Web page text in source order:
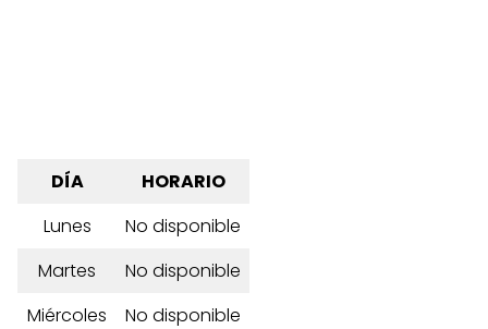
DÍA
HORARIO
Lunes
No disponible
Martes
No disponible
Miércoles
No disponible